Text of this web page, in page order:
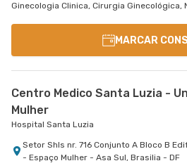
MARCAR
Centro Medico Santa Luzia -
Mulher
Hospital Santa Luzia
Setor Shls nr. 716 Conjunto A Bloco B
- Espaço Mulher - Asa Sul, Brasilia - DF